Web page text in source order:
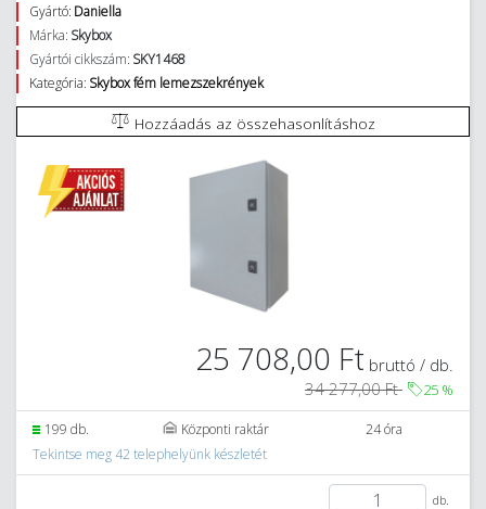
Gyártó: Daniella
Márka: Skybox
Gyártói cikkszám: SKY1468
Kategória: Skybox fém lemezszekrények
Hozzáadás az összehasonlításhoz
25 708,00 Ft bruttó / db.
34 277,00 Ft
25 %
199 db. Központi raktár
24 óra
Tekintse meg 42 telephelyünk készletét
db.